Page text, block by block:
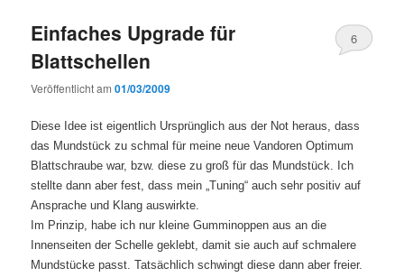
Einfaches Upgrade für
Blattschellen
Veröffentlicht am01/03/2009
6
Diese Idee ist eigentlich Ursprünglich aus der Not heraus, dass
das Mundstück zu schmal für meine neue Vandoren Optimum
Blattschraube war, bzw. diese zu groß für das Mundstück. Ich
stellte dann aber fest, dass mein „Tuning“ auch sehr positiv auf
Ansprache und Klang auswirkte.
Im Prinzip, habe ich nur kleine Gumminoppen aus an die
Innenseiten der Schelle geklebt, damit sie auch auf schmalere
Mundstücke passt. Tatsächlich schwingt diese dann aber freier.